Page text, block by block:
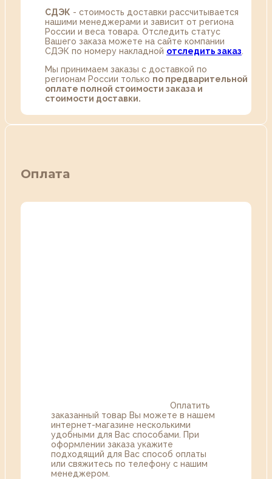
СДЭК - стоимость доставки рассчитывается
нашими менеджерами и зависит от региона
России и веса товара. Отследить статус
Вашего заказа можете на сайте компании
СДЭК по номеру накладной отследить заказ
Мы принимаем заказы с доставкой по
регионам России только по предварительной
оплате полной стоимости заказа и
стоимости доставки.
Оплата
Оплатить
заказанный товар Вы можете в нашем
интернет-магазине несколькими
удобными для Вас способами. При
оформлении заказа укажите
подходящий для Вас способ оплаты
или свяжитесь по телефону с нашим
менеджером.